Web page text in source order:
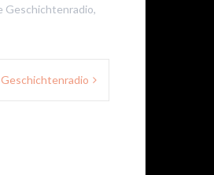
Geschichtenradio,
Geschichtenradio